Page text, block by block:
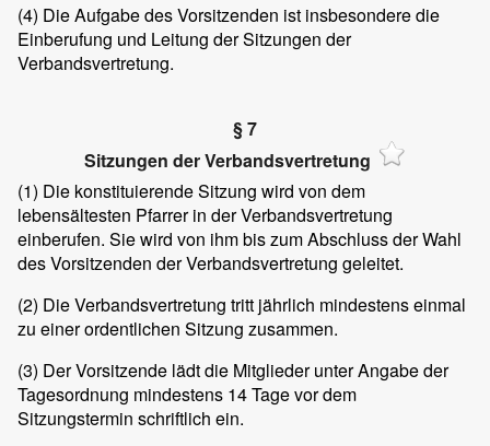
(4) Die Aufgabe des Vorsitzenden ist insbesondere die
Einberufung und Leitung der Sitzungen der
Verbandsvertretung.
§ 7
Sitzungen der Verbandsvertretung
(1) Die konstituierende Sitzung wird von dem
lebensältesten Pfarrer in der Verbandsvertretung
einberufen. Sie wird von ihm bis zum Abschluss der Wahl
des Vorsitzenden der Verbandsvertretung geleitet.
(2) Die Verbandsvertretung tritt jährlich mindestens einmal
zu einer ordentlichen Sitzung zusammen.
(3) Der Vorsitzende lädt die Mitglieder unter Angabe der
Tagesordnung mindestens 14 Tage vor dem
Sitzungstermin schriftlich ein.